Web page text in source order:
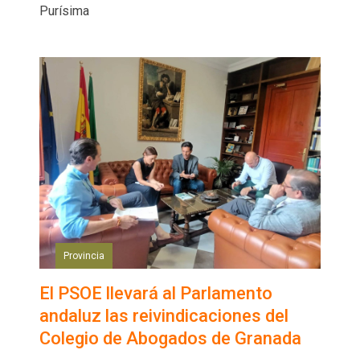
Purísima
Provincia
El PSOE llevará al Parlamento
andaluz las reivindicaciones del
Colegio de Abogados de Granada